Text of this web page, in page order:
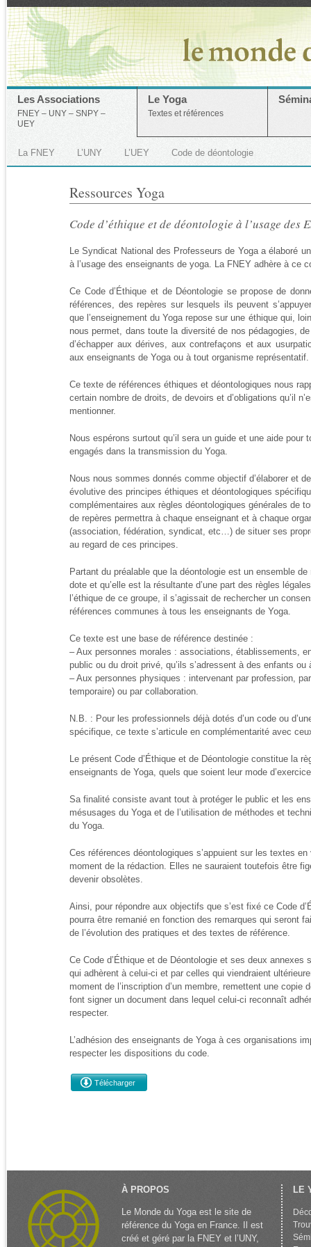
Les Associations
FNEY – UNY – SNPY –
UEY
La FNEY L’UNY L’UEY Code de déontologie
Le Yoga
Textes et références
Ressources Yoga
Code d’éthique et de déontologie à l’usage des
Le Syndicat National des Professeurs de Yoga a élaboré
à l’usage des enseignants de yoga. La FNEY adhère à ce
Ce Code d’Éthique et de Déontologie se propose de
références, des repères sur lesquels ils peuvent
que l’enseignement du Yoga repose sur une éthique qui,
nous permet, dans toute la diversité de nos pédagogies,
d’échapper aux dérives, aux contrefaçons et aux
aux enseignants de Yoga ou à tout organisme représentatif.
Ce texte de références éthiques et déontologiques nous
certain nombre de droits, de devoirs et d’obligations qu’il
mentionner.
Nous espérons surtout qu’il sera un guide et une aide
engagés dans la transmission du Yoga.
Nous nous sommes donnés comme objectif d’élaborer et
évolutive des principes éthiques et déontologiques
complémentaires aux règles déontologiques générales de
de repères permettra à chaque enseignant et à chaque
(association, fédération, syndicat, etc…) de situer ses
au regard de ces principes.
Partant du préalable que la déontologie est un ensemble
dote et qu’elle est la résultante d’une part des règles
l’éthique de ce groupe, il s’agissait de rechercher un
références communes à tous les enseignants de Yoga.
Ce texte est une base de référence destinée :
– Aux personnes morales : associations, établissements,
public ou du droit privé, qu’ils s’adressent à des enfants ou
– Aux personnes physiques : intervenant par profession,
temporaire) ou par collaboration.
N.B. : Pour les professionnels déjà dotés d’un code ou
spécifique, ce texte s’articule en complémentarité avec
Le présent Code d’Éthique et de Déontologie constitue la
enseignants de Yoga, quels que soient leur mode
Sa finalité consiste avant tout à protéger le public et les
mésusages du Yoga et de l’utilisation de méthodes et
du Yoga.
Ces références déontologiques s’appuient sur les textes
moment de la rédaction. Elles ne sauraient toutefois être
devenir obsolètes.
Ainsi, pour répondre aux objectifs que s’est fixé ce Code
pourra être remanié en fonction des remarques qui seront
de l’évolution des pratiques et des textes de référence.
Ce Code d’Éthique et de Déontologie et ses deux
qui adhèrent à celui-ci et par celles qui viendraient
moment de l’inscription d’un membre, remettent une copie
font signer un document dans lequel celui-ci reconnaît
respecter.
L’adhésion des enseignants de Yoga à ces organisations
respecter les dispositions du code.
Télécharger
À PROPOS
Le Monde du Yoga est le site de
référence du Yoga en France. Il est
créé et géré par la FNEY et l’UNY,
LE